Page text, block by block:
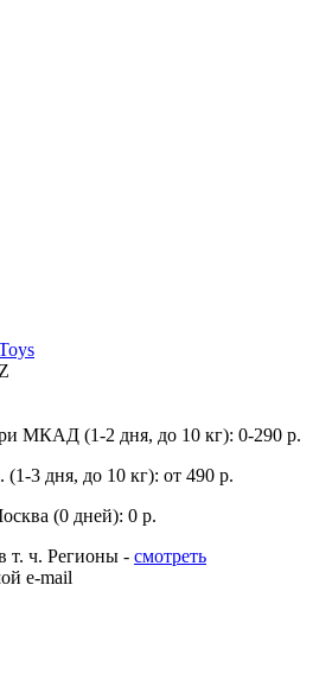
МКАД (1-2 дня, до 10 кг): 0-290 р.
3 дня, до 10 кг): от 490 р.
(0 дней): 0 р.
т. ч. Регионы - смотреть
e-mail